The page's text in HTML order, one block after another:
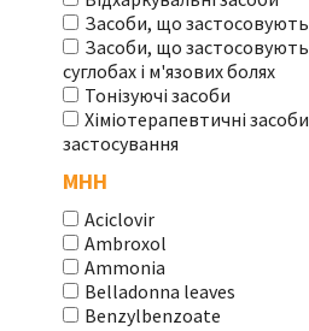
Засоби, що
Засоби, що
суглобах і м'язових болях
Тонізуючі засоби
Хіміотерапевтичні
застосування
МНН
Aciclovir
Ambroxol
Ammonia
Belladonna leaves
Benzylbenzoate